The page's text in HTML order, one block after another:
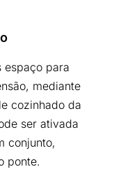
espaço para
mediante
cozinhado da
ser ativada
conjunto,
ponte.